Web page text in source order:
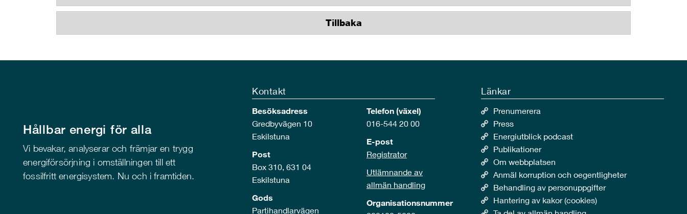
Tillbaka
Hållbar energi för alla
Vi bevakar, analyserar och främjar en trygg
energiförsörjning i omställningen till ett
fossilfritt energisystem. Nu och i framtiden.
Kontakt
Besöksadress
Gredbyvägen 10
Eskilstuna
Post
Box 310, 631 04
Eskilstuna
Gods
Partihandlarvägen
Telefon (växel)
016-544 20 00
E-post
Registrator
Utlämnande av
allmän handling
Organisationsnummer
Länkar
Prenumerera
Press
Energiutblick podcast
Publikationer
Om webbplatsen
Anmäl korruption och oegentligheter
Behandling av personuppgifter
Hantering av kakor (cookies)